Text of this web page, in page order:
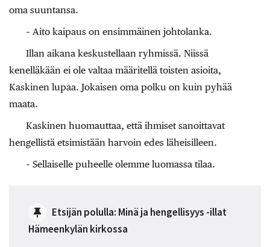
oma suuntansa.
– Aito kaipaus on ensimmäinen johtolanka.
Illan aikana keskustellaan ryhmissä. Niissä
kenelläkään ei ole valtaa määritellä toisten asioita,
Kaskinen lupaa. Jokaisen oma polku on kuin pyhää
maata.
Kaskinen huomauttaa, että ihmiset sanoittavat
hengellistä etsimistään harvoin edes läheisilleen.
– Sellaiselle puheelle olemme luomassa tilaa.
Etsijän polulla: Minä ja hengellisyys -illat
Hämeenkylän kirkossa